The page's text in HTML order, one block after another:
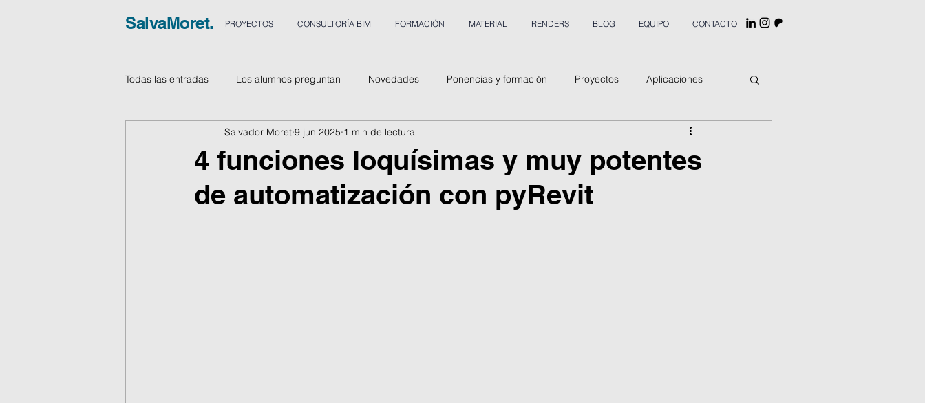
SalvaMoret. PROYECTOS CONSULTORÍA BIM FORMACIÓN MATERIAL RENDERS BLOG EQUIPO CONTACTO
Todas las entradas Los alumnos preguntan Novedades Ponencias y formación Proyectos Aplicaciones
4 funciones loquísimas y muy potentes
de automatización con pyRevit
Salvador Moret 9 jun 2025 1 min de lectura